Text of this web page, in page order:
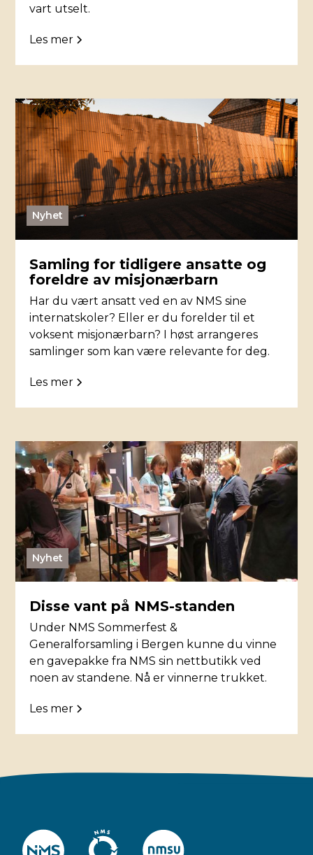
vart utselt.
Les mer
Nyhet
Samling for tidligere ansatte og
foreldre av misjonærbarn
Har du vært ansatt ved en av NMS sine
internatskoler? Eller er du forelder til et
voksent misjonærbarn? I høst arrangeres
samlinger som kan være relevante for deg.
Les mer
Nyhet
Disse vant på NMS-standen
Under NMS Sommerfest &
Generalforsamling i Bergen kunne du vinne
en gavepakke fra NMS sin nettbutikk ved
noen av standene. Nå er vinnerne trukket.
Les mer